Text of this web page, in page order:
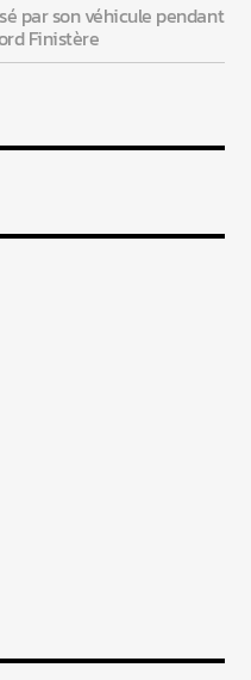
par son véhicule pendant
Finistère